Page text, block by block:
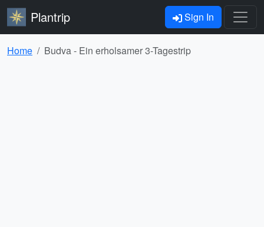
Plantrip Sign In
Home Budva - Ein erholsamer 3-Tagestrip